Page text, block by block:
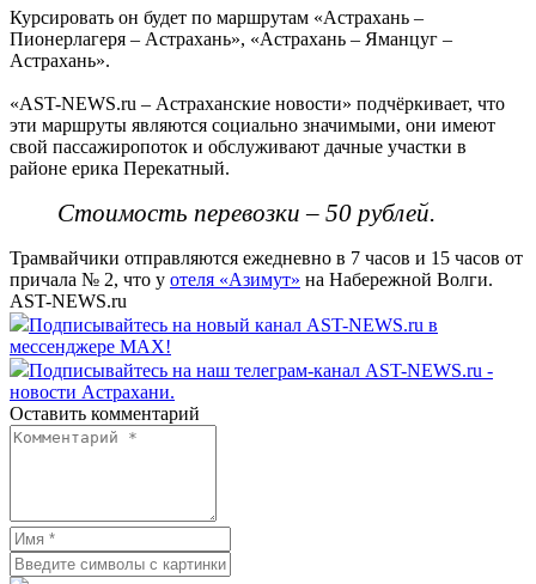
Курсировать он будет по маршрутам «Астрахань –
Пионерлагеря – Астрахань», «Астрахань – Яманцуг –
Астрахань».
«AST-NEWS.ru – Астраханские новости» подчёркивает, что
эти маршруты являются социально значимыми, они имеют
свой пассажиропоток и обслуживают дачные участки в
районе ерика Перекатный.
Стоимость перевозки – 50 рублей.
Трамвайчики отправляются ежедневно в 7 часов и 15 часов от
причала № 2, что у отеля «Азимут» на Набережной Волги.
AST-NEWS.ru
Подписывайтесь на новый канал AST-NEWS.ru в
мессенджере MAX!
Подписывайтесь на наш телеграм-канал AST-NEWS.ru -
новости Астрахани.
Оставить комментарий